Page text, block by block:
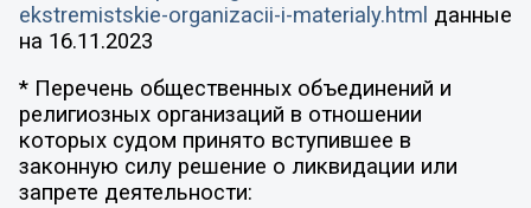
ekstremistskie-organizacii-i-materialy.html данные
на 16.11.2023
* Перечень общественных объединений и
религиозных организаций в отношении
которых судом принято вступившее в
законную силу решение о ликвидации или
запрете деятельности: